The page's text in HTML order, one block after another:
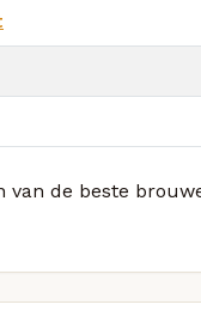
de beste